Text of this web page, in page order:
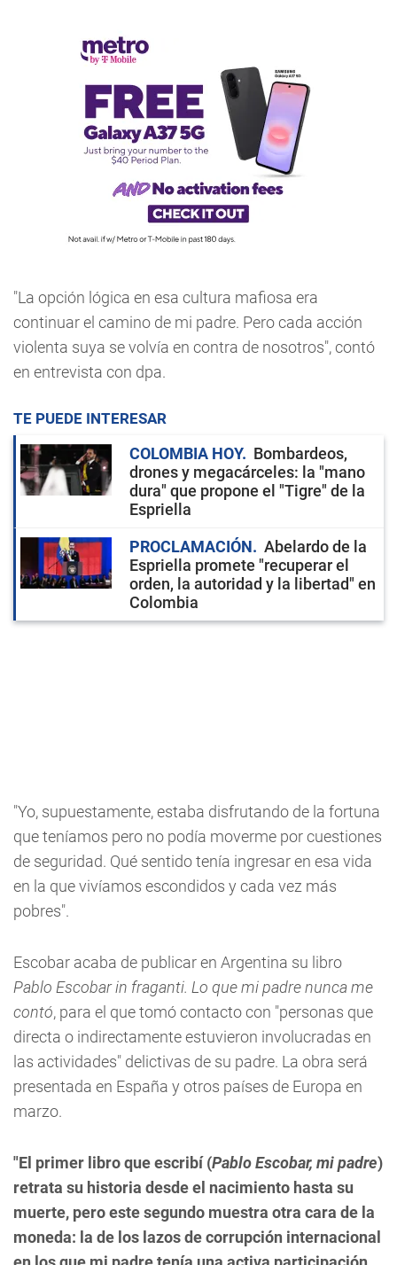
"La opción lógica en esa cultura mafiosa era
continuar el camino de mi padre. Pero cada acción
violenta suya se volvía en contra de nosotros", contó
en entrevista con dpa.
TE PUEDE INTERESAR
COLOMBIA HOY
Bombardeos,
drones y megacárceles: la "mano
dura" que propone el "Tigre" de la
Espriella
PROCLAMACIÓN
Abelardo de la
Espriella promete "recuperar el
orden, la autoridad y la libertad" en
Colombia
"Yo, supuestamente, estaba disfrutando de la fortuna
que teníamos pero no podía moverme por cuestiones
de seguridad. Qué sentido tenía ingresar en esa vida
en la que vivíamos escondidos y cada vez más
pobres".
Escobar acaba de publicar en Argentina su libro
Pablo Escobar in fraganti. Lo que mi padre nunca me
contó, para el que tomó contacto con "personas que
directa o indirectamente estuvieron involucradas en
las actividades" delictivas de su padre. La obra será
presentada en España y otros países de Europa en
marzo.
"El primer libro que escribí (Pablo Escobar, mi padre)
retrata su historia desde el nacimiento hasta su
muerte, pero este segundo muestra otra cara de la
moneda: la de los lazos de corrupción internacional